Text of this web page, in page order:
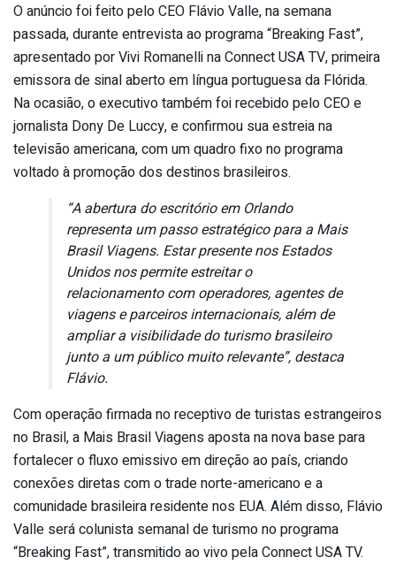
O anúncio foi feito pelo CEO Flávio Valle, na semana
passada, durante entrevista ao programa “Breaking Fast”,
apresentado por Vivi Romanelli na Connect USA TV, primeira
emissora de sinal aberto em língua portuguesa da Flórida.
Na ocasião, o executivo também foi recebido pelo CEO e
jornalista Dony De Luccy, e confirmou sua estreia na
televisão americana, com um quadro fixo no programa
voltado à promoção dos destinos brasileiros.
“A abertura do escritório em Orlando
representa um passo estratégico para a Mais
Brasil Viagens. Estar presente nos Estados
Unidos nos permite estreitar o
relacionamento com operadores, agentes de
viagens e parceiros internacionais, além de
ampliar a visibilidade do turismo brasileiro
junto a um público muito relevante”, destaca
Flávio.
Com operação firmada no receptivo de turistas estrangeiros
no Brasil, a Mais Brasil Viagens aposta na nova base para
fortalecer o fluxo emissivo em direção ao país, criando
conexões diretas com o trade norte-americano e a
comunidade brasileira residente nos EUA. Além disso, Flávio
Valle será colunista semanal de turismo no programa
“Breaking Fast”, transmitido ao vivo pela Connect USA TV.